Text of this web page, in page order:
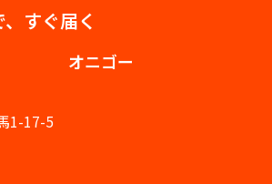
すぐ届く
オニゴー
1-17-5